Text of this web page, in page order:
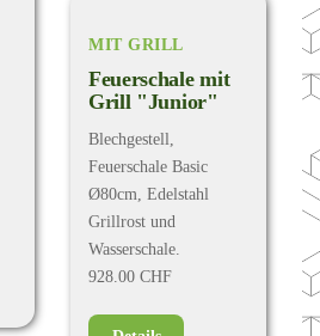
MIT GRILL
Feuerschale mit
Grill "Junior"
Blechgestell,
Feuerschale Basic
Ø80cm, Edelstahl
Grillrost und
Wasserschale.
928.00 CHF